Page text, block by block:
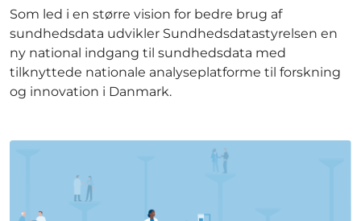
Som led i en større vision for bedre brug af
sundhedsdata udvikler Sundhedsdatastyrelsen en
ny national indgang til sundhedsdata med
tilknyttede nationale analyseplatforme til forskning
og innovation i Danmark.